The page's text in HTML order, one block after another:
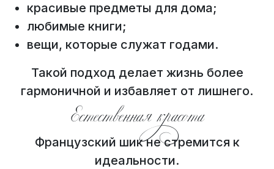
красивые предметы для дома;
любимые книги;
вещи, которые служат годами.
Такой подход делает жизнь более
гармоничной и избавляет от лишнего.
Естественная красота
Французский шик не стремится к
идеальности.